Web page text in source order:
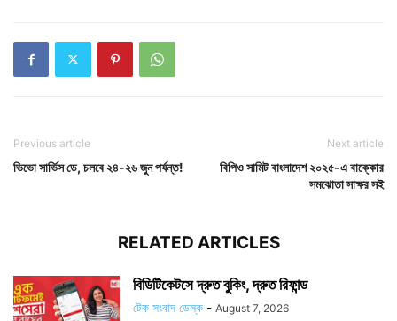
Previous article
ভিভো সার্ভিস ডে, চলবে ২৪-২৬ জুন পর্যন্ত!
Next article
বিপিও সামিট বাংলাদেশ ২০২৫-এ বাক্কোর
সমঝোতা সাক্ষর সই
RELATED ARTICLES
বিডিটিকেটসে দ্রুত বুকিং, দ্রুত রিফান্ড
টেক সংবাদ ডেস্ক - August 7, 2026